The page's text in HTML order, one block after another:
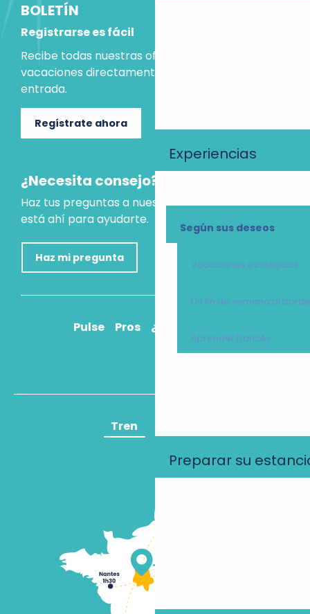
Experiencias
Según sus deseos
Vacaciones ecológicas
Un fin de semana al
Aprender francés
Preparar su
BOLETÍN
Registrarse es fácil
Recibe todas nuestras ofertas e ideas para las
vacaciones directamente en tu bandeja de
entrada.
Regístrate ahora
¿Necesita consejo?
Haz tus preguntas a nuestro asistente virtual, que
está ahí para ayudarte.
Haz mi pregunta
Pulse Pros ¿Cómo llegar?
Tren